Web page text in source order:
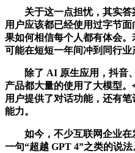
关于这一点担忧，其实答
用户应该都已经使用过字节
果如何相信每个人都有体会
可能在短短一年间冲到同行业
除了 AI 原生应用，抖音、
产品都大量的使用了大模型
用户提供了对话功能，还有
能力。
如今，不少互联网企业在
一句“超越 GPT 4”之类的说